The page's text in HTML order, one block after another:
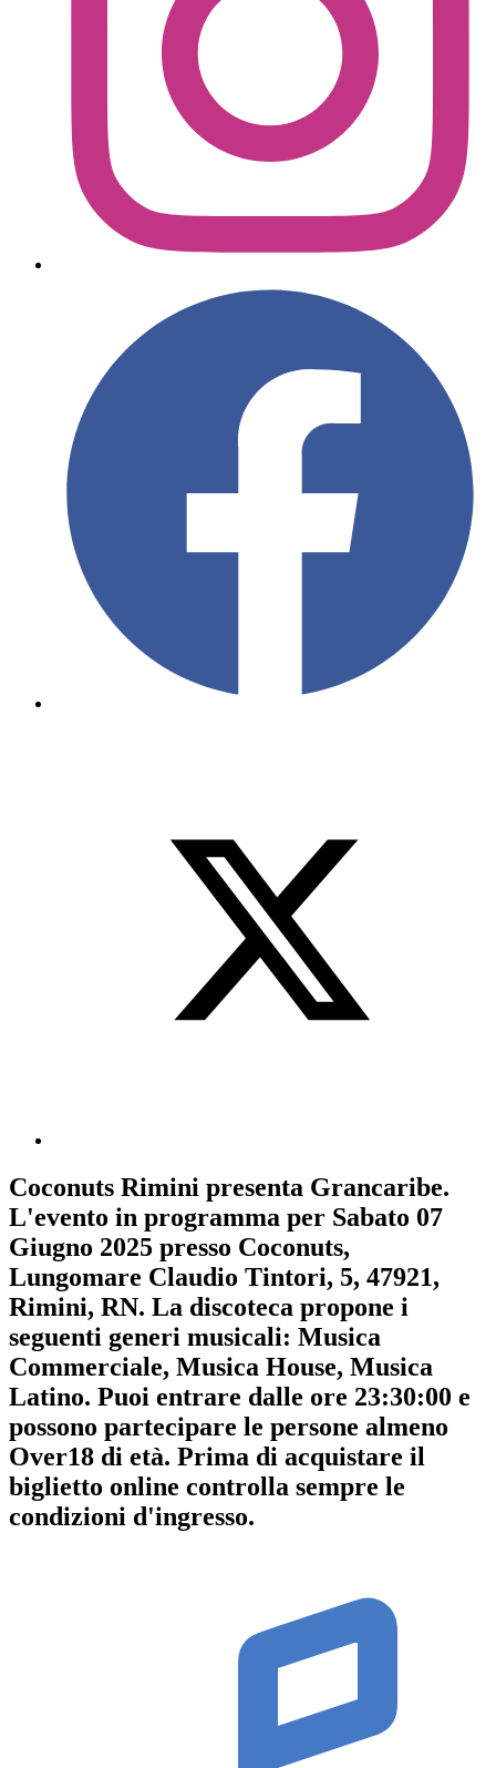
Coconuts Rimini presenta Grancaribe.
L'evento in programma per Sabato 07
Giugno 2025 presso Coconuts,
Lungomare Claudio Tintori, 5, 47921,
Rimini, RN. La discoteca propone i
seguenti generi musicali: Musica
Commerciale, Musica House, Musica
Latino. Puoi entrare dalle ore 23:30:00 e
possono partecipare le persone almeno
Over18 di età. Prima di acquistare il
biglietto online controlla sempre le
condizioni d'ingresso.